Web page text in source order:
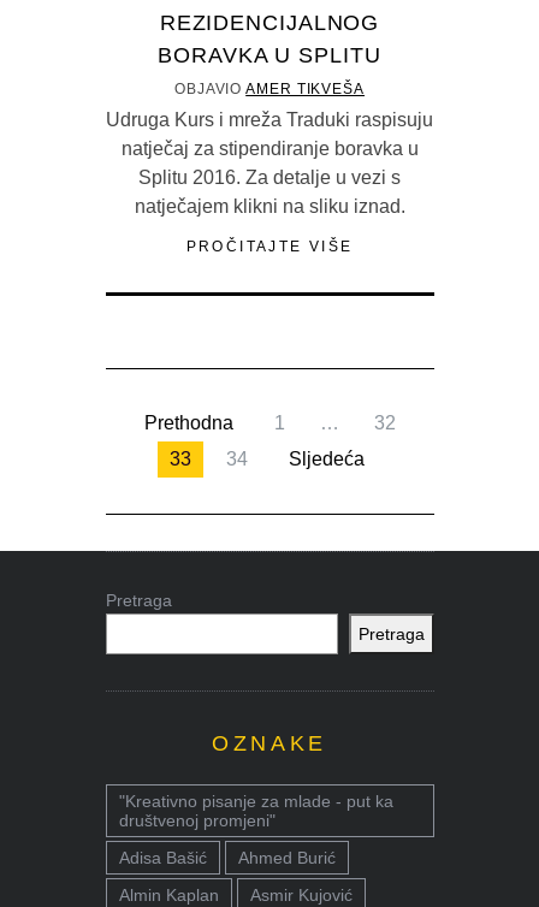
REZIDENCIJALNOG
BORAVKA U SPLITU
OBJAVIOAMER TIKVEŠA
Udruga Kurs i mreža Traduki raspisuju
natječaj za stipendiranje boravka u
Splitu 2016. Za detalje u vezi s
natječajem klikni na sliku iznad.
PROČITAJTE VIŠE
Prethodna 1 …
32
33
34 Sljedeća
Pretraga
Pretraga
OZNAKE
"Kreativno pisanje za mlade - put ka
društvenoj promjeni"
Adisa Bašić
Ahmed Burić
Almin Kaplan
Asmir Kujović